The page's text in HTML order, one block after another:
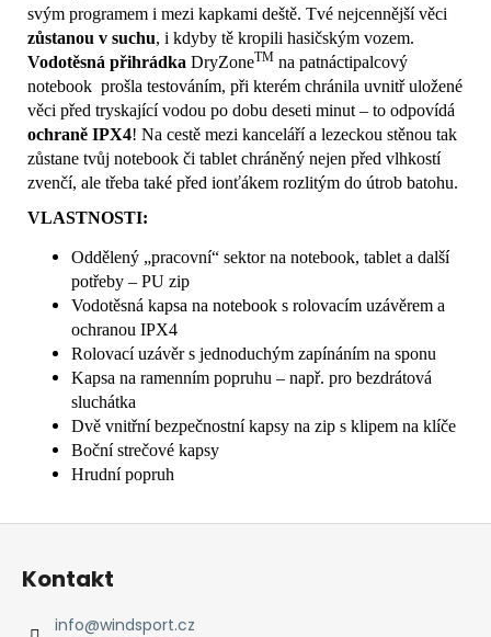
svým programem i mezi kapkami deště. Tvé nejcennější věci
zůstanou v suchu, i kdyby tě kropili hasičským vozem.
Vodotěsná přihrádka DryZoneTM na patnáctipalcový
notebook prošla testováním, při kterém chránila uvnitř uložené
věci před tryskající vodou po dobu deseti minut – to odpovídá
ochraně IPX4! Na cestě mezi kanceláří a lezeckou stěnou tak
zůstane tvůj notebook či tablet chráněný nejen před vlhkostí
zvenčí, ale třeba také před ionťákem rozlitým do útrob batohu.
VLASTNOSTI:
Oddělený „pracovní“ sektor na notebook, tablet a další
potřeby – PU zip
Vodotěsná kapsa na notebook s rolovacím uzávěrem a
ochranou IPX4
Rolovací uzávěr s jednoduchým zapínáním na sponu
Kapsa na ramenním popruhu – např. pro bezdrátová
sluchátka
Dvě vnitřní bezpečnostní kapsy na zip s klipem na klíče
Boční strečové kapsy
Hrudní popruh
Z
Kontakt
info@windsport.cz